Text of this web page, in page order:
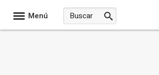
Menú